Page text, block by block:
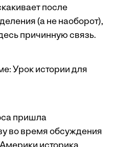
после
(а не наоборот),
причинную связь.
Урок истории для
пришла
во время обсуждения